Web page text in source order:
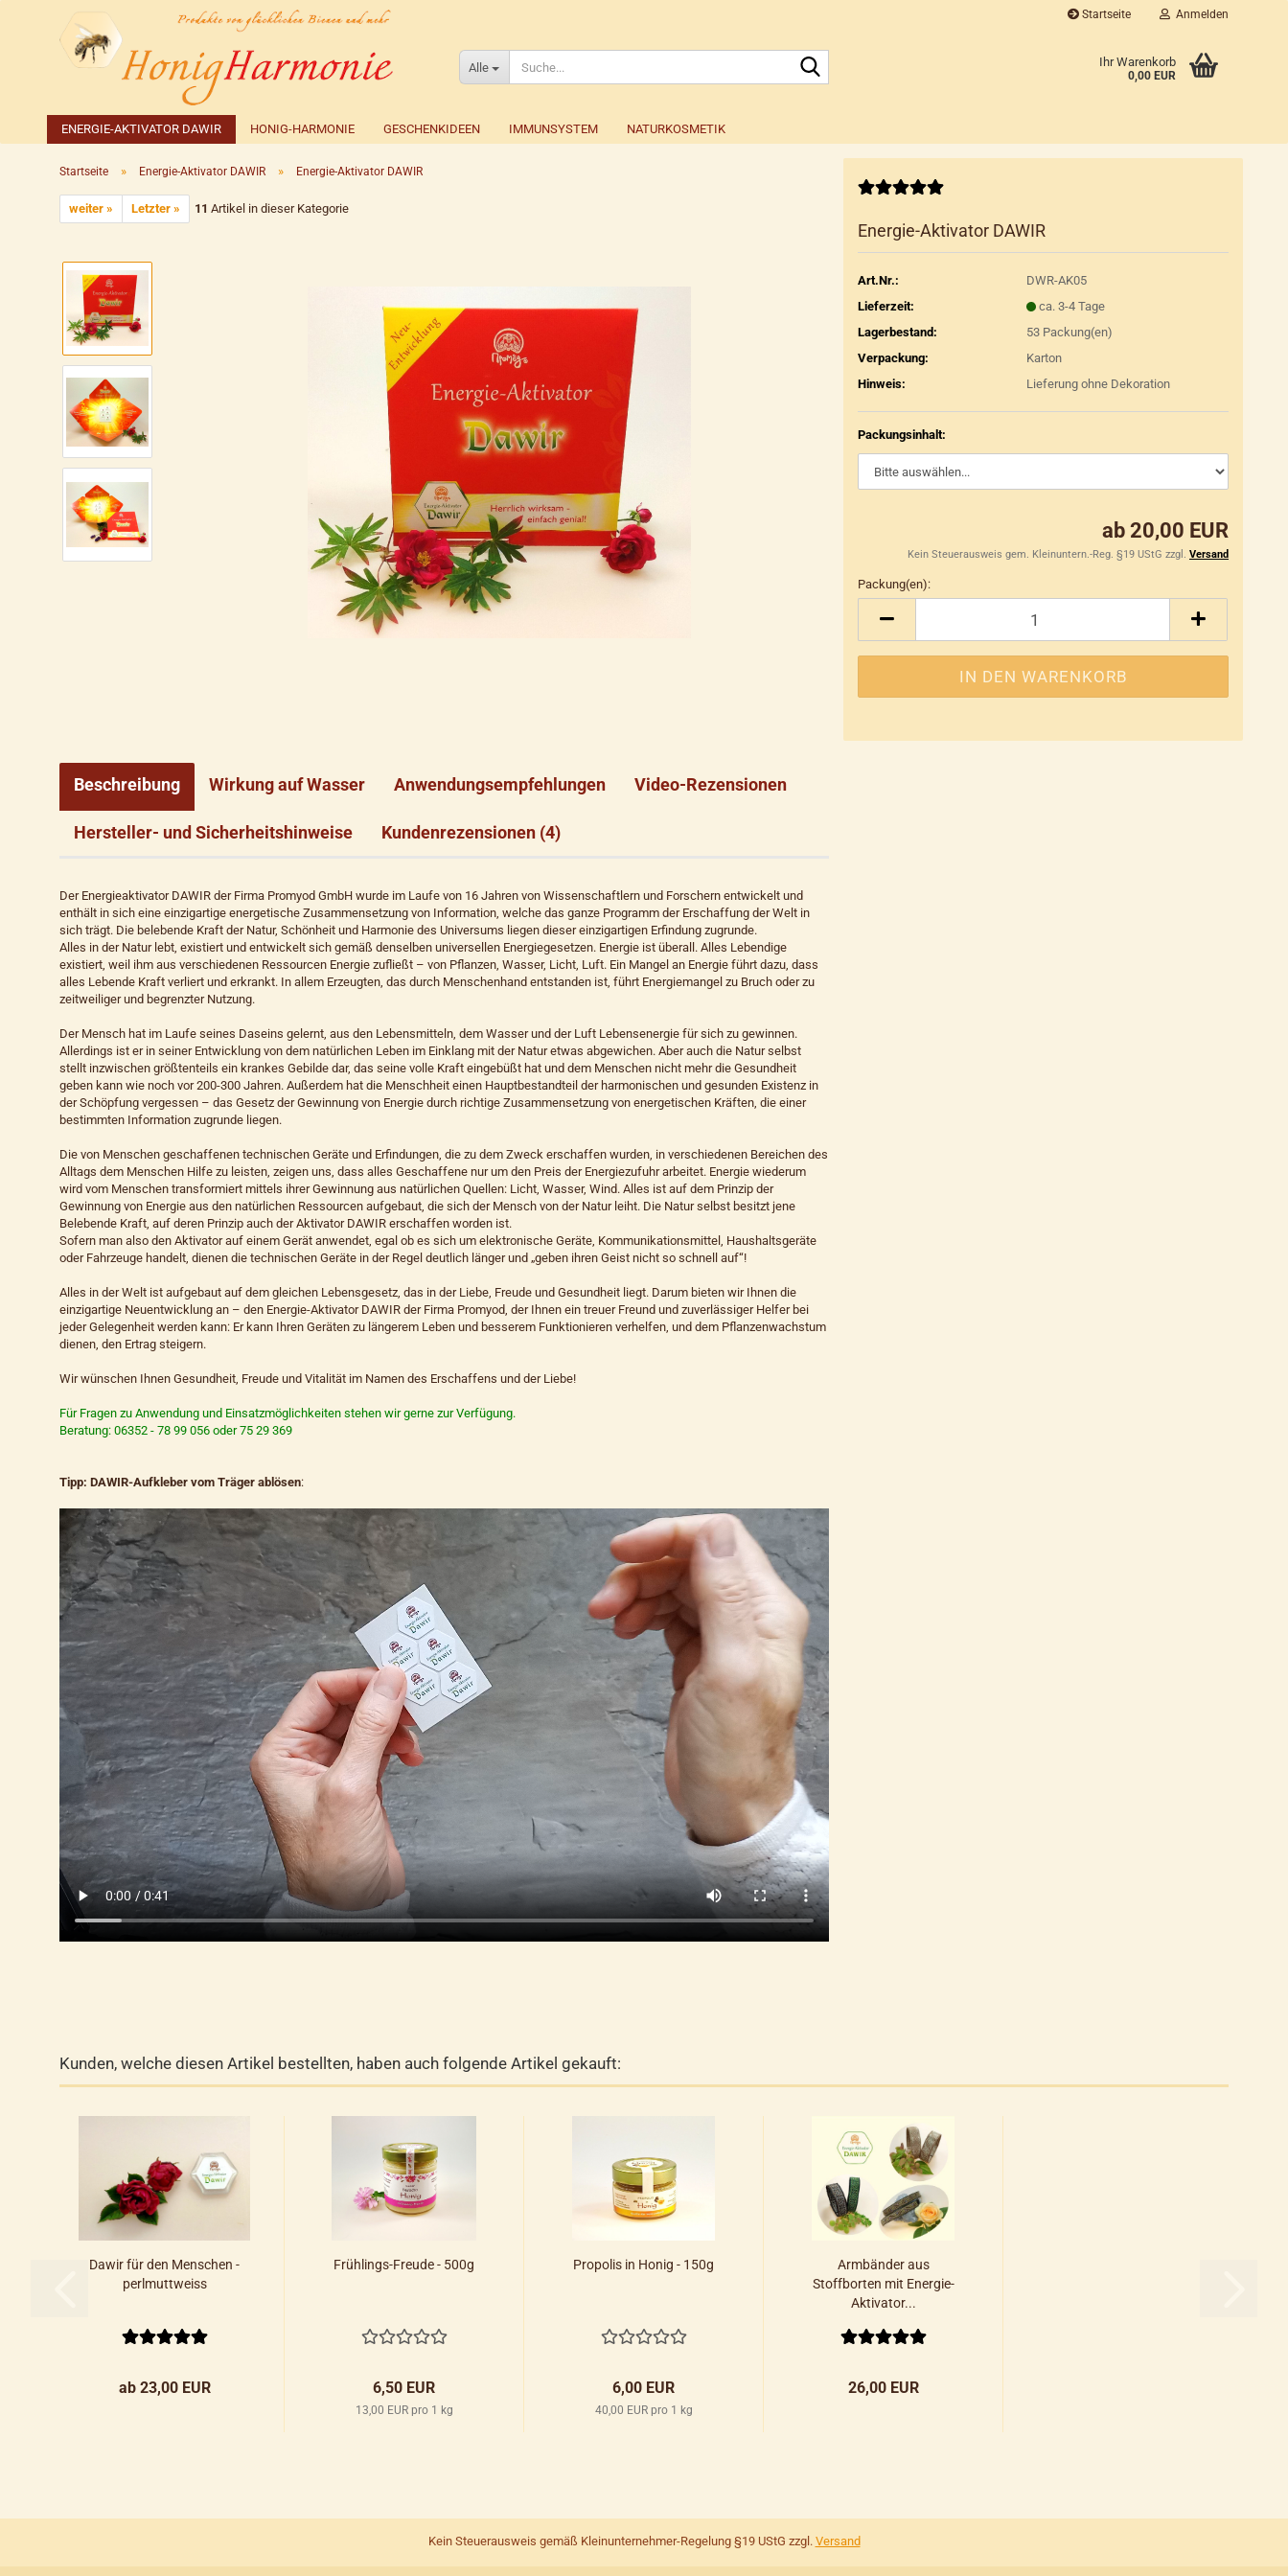
Startseite Anmelden
Alle Ihr Warenkorb
0,00 EUR
ENERGIE-AKTIVATOR DAWIR HONIG-HARMONIE GESCHENKIDEEN IMMUNSYSTEM NATURKOSMETIK
Startseite » Energie-Aktivator DAWIR » Energie-Aktivator DAWIR
weiter » Letzter » 11 Artikel in dieser Kategorie
Energie-Aktivator DAWIR
Art.Nr.:
DWR-AK05
Lieferzeit:
ca. 3-4 Tage
Lagerbestand:
53 Packung(en)
Verpackung:
Karton
Hinweis:
Lieferung ohne Dekoration
Packungsinhalt:
ab 20,00 EUR
Kein Steuerausweis gem. Kleinuntern.-Reg. §19 UStG zzgl. Versand
Packung(en):
Packung(en)
Beschreibung Wirkung auf Wasser Anwendungsempfehlungen Video-Rezensionen
Hersteller- und Sicherheitshinweise Kundenrezensionen (4)
Der Energieaktivator DAWIR der Firma Promyod GmbH wurde im Laufe von 16 Jahren von Wissenschaftlern und Forschern entwickelt und
enthält in sich eine einzigartige energetische Zusammensetzung von Information, welche das ganze Programm der Erschaffung der Welt in
sich trägt. Die belebende Kraft der Natur, Schönheit und Harmonie des Universums liegen dieser einzigartigen Erfindung zugrunde.
Alles in der Natur lebt, existiert und entwickelt sich gemäß denselben universellen Energiegesetzen. Energie ist überall. Alles Lebendige
existiert, weil ihm aus verschiedenen Ressourcen Energie zufließt – von Pflanzen, Wasser, Licht, Luft. Ein Mangel an Energie führt dazu, dass
alles Lebende Kraft verliert und erkrankt. In allem Erzeugten, das durch Menschenhand entstanden ist, führt Energiemangel zu Bruch oder zu
zeitweiliger und begrenzter Nutzung.
Der Mensch hat im Laufe seines Daseins gelernt, aus den Lebensmitteln, dem Wasser und der Luft Lebensenergie für sich zu gewinnen.
Allerdings ist er in seiner Entwicklung von dem natürlichen Leben im Einklang mit der Natur etwas abgewichen. Aber auch die Natur selbst
stellt inzwischen größtenteils ein krankes Gebilde dar, das seine volle Kraft eingebüßt hat und dem Menschen nicht mehr die Gesundheit
geben kann wie noch vor 200-300 Jahren. Außerdem hat die Menschheit einen Hauptbestandteil der harmonischen und gesunden Existenz in
der Schöpfung vergessen – das Gesetz der Gewinnung von Energie durch richtige Zusammensetzung von energetischen Kräften, die einer
bestimmten Information zugrunde liegen.
Die von Menschen geschaffenen technischen Geräte und Erfindungen, die zu dem Zweck erschaffen wurden, in verschiedenen Bereichen des
Alltags dem Menschen Hilfe zu leisten, zeigen uns, dass alles Geschaffene nur um den Preis der Energiezufuhr arbeitet. Energie wiederum
wird vom Menschen transformiert mittels ihrer Gewinnung aus natürlichen Quellen: Licht, Wasser, Wind. Alles ist auf dem Prinzip der
Gewinnung von Energie aus den natürlichen Ressourcen aufgebaut, die sich der Mensch von der Natur leiht. Die Natur selbst besitzt jene
Belebende Kraft, auf deren Prinzip auch der Aktivator DAWIR erschaffen worden ist.
Sofern man also den Aktivator auf einem Gerät anwendet, egal ob es sich um elektronische Geräte, Kommunikationsmittel, Haushaltsgeräte
oder Fahrzeuge handelt, dienen die technischen Geräte in der Regel deutlich länger und „geben ihren Geist nicht so schnell auf“!
Alles in der Welt ist aufgebaut auf dem gleichen Lebensgesetz, das in der Liebe, Freude und Gesundheit liegt. Darum bieten wir Ihnen die
einzigartige Neuentwicklung an – den Energie-Aktivator DAWIR der Firma Promyod, der Ihnen ein treuer Freund und zuverlässiger Helfer bei
jeder Gelegenheit werden kann: Er kann Ihren Geräten zu längerem Leben und besserem Funktionieren verhelfen, und dem Pflanzenwachstum
dienen, den Ertrag steigern.
Wir wünschen Ihnen Gesundheit, Freude und Vitalität im Namen des Erschaffens und der Liebe!
Für Fragen zu Anwendung und Einsatzmöglichkeiten stehen wir gerne zur Verfügung.
Beratung: 06352 - 78 99 056 oder 75 29 369
Tipp: DAWIR-Aufkleber vom Träger ablösen:
Kunden, welche diesen Artikel bestellten, haben auch folgende Artikel gekauft:
Dawir für den Menschen -
perlmuttweiss
ab 23,00 EUR
Frühlings-Freude - 500g
6,50 EUR
13,00 EUR pro 1 kg
Propolis in Honig - 150g
6,00 EUR
40,00 EUR pro 1 kg
Armbänder aus
Stoffborten mit Energie-
Aktivator...
26,00 EUR
Kein Steuerausweis gemäß Kleinunternehmer-Regelung §19 UStG zzgl. Versand